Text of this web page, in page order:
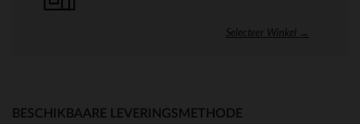
Selecteer Winkel →
BESCHIKBAARE LEVERINGSMETHODE